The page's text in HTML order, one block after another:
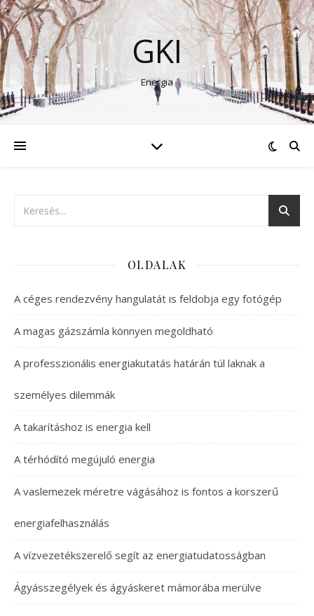
GKI
Energia
OLDALAK
A céges rendezvény hangulatát is feldobja egy fotógép
A magas gázszámla könnyen megoldható
A professzionális energiakutatás határán túl laknak a
személyes dilemmák
A takarításhoz is energia kell
A térhódító megújuló energia
A vaslemezek méretre vágásához is fontos a korszerű
energiafelhasználás
A vízvezetékszerelő segít az energiatudatosságban
Ágyásszegélyek és ágyáskeret mámorába merülve